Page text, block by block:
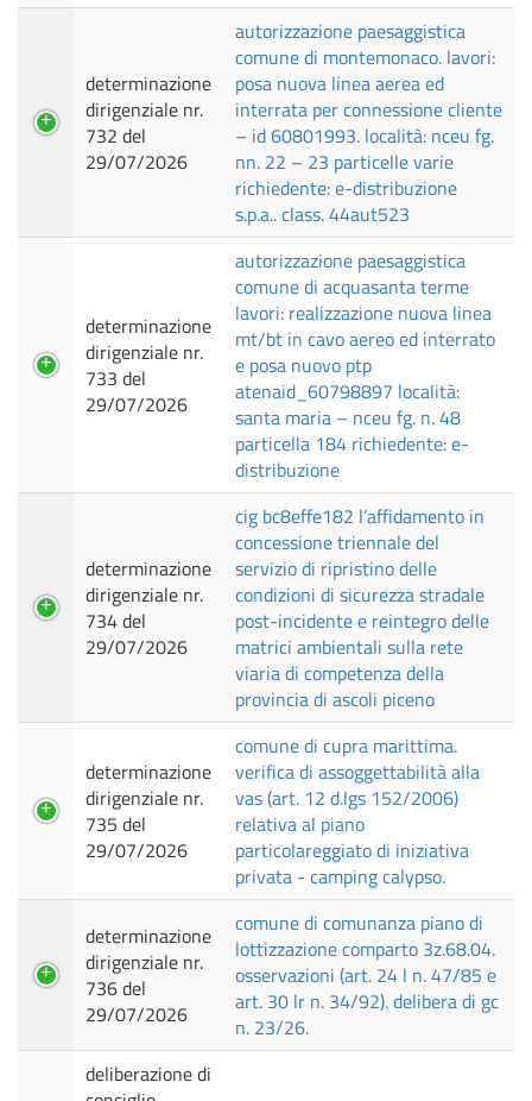
determinazione
dirigenziale nr.
732 del
29/07/2026
autorizzazione paesaggistica
comune di montemonaco. lavori:
posa nuova linea aerea ed
interrata per connessione cliente
– id 60801993. località: nceu fg.
nn. 22 – 23 particelle varie
richiedente: e-distribuzione
s.p.a.. class. 44aut523
determinazione
dirigenziale nr.
733 del
29/07/2026
autorizzazione paesaggistica
comune di acquasanta terme
lavori: realizzazione nuova linea
mt/bt in cavo aereo ed interrato
e posa nuovo ptp
atenaid_60798897 località:
santa maria – nceu fg. n. 48
particella 184 richiedente: e-
distribuzione
determinazione
dirigenziale nr.
734 del
29/07/2026
cig bc8effe182 l’affidamento in
concessione triennale del
servizio di ripristino delle
condizioni di sicurezza stradale
post-incidente e reintegro delle
matrici ambientali sulla rete
viaria di competenza della
provincia di ascoli piceno
determinazione
dirigenziale nr.
735 del
29/07/2026
comune di cupra marittima.
verifica di assoggettabilità alla
vas (art. 12 d.lgs 152/2006)
relativa al piano
particolareggiato di iniziativa
privata - camping calypso.
determinazione
dirigenziale nr.
736 del
29/07/2026
comune di comunanza piano di
lottizzazione comparto 3z.68.04.
osservazioni (art. 24 l n. 47/85 e
art. 30 lr n. 34/92). delibera di gc
n. 23/26.
deliberazione di